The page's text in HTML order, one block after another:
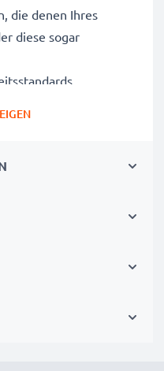
die denen Ihres
diese sogar
höchsten EU-
Recycling und